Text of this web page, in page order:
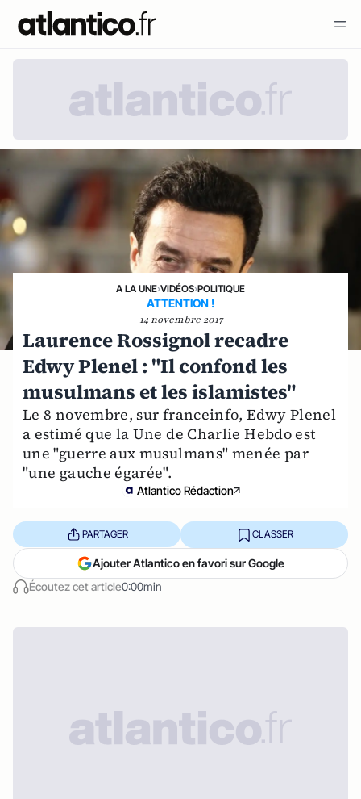
A LA UNE›VIDÉOS›POLITIQUE
ATTENTION !
14 novembre 2017
Laurence Rossignol recadre
Edwy Plenel : "Il confond les
musulmans et les islamistes"
Le 8 novembre, sur franceinfo, Edwy Plenel
a estimé que la Une de Charlie Hebdo est
une "guerre aux musulmans" menée par
"une gauche égarée".
Atlantico Rédaction
Écoutez cet article0:00min
PARTAGER CLASSER
Ajouter Atlantico en favori sur Google